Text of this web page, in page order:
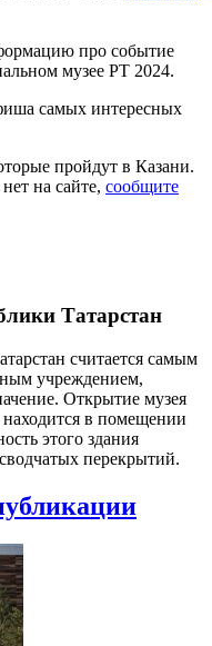
про событие
музее РТ 2024.
самых интересных
пройдут в Казани.
на сайте, сообщите
Татарстан
считается самым
учреждением,
Открытие музея
находится в помещении
этого здания
перекрытий.